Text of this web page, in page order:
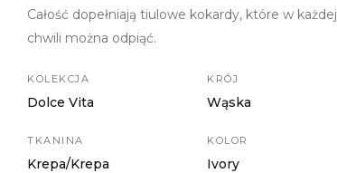
Całość dopełniają tiulowe kokardy, które w każdej
chwili można odpiąć.
KOLEKCJA
Dolce Vita
KRÓJ
Wąska
TKANINA
Krepa/Krepa
KOLOR
Ivory